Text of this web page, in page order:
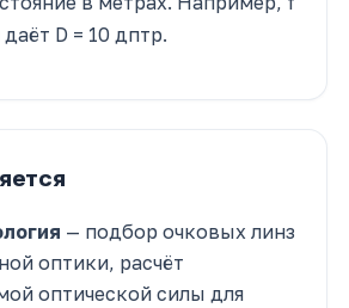
D = 10 дптр.
— подбор очковых линз
оптики, расчёт
оптической силы для